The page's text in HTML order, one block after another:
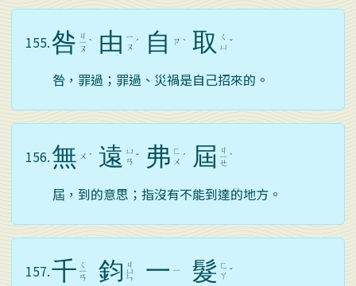
155.咎 ㄐ
ㄧ
ㄡ
ˋ 由 ㄧ
ㄡ ˊ 自 ㄗ ˋ 取
ㄑ
ㄩ ˇ
咎，罪過；罪過、災禍是自己招來的。
156.無 ㄨ ˊ 遠 ㄩ
ㄢ ˇ 弗 ㄈ
ㄨ ˊ 屆 ㄐ
ㄧ
ㄝ
ˋ
屆，到的意思；指沒有不能到達的地方。
157.千 ㄑ
ㄧ
ㄢ 鈞 ㄐ
ㄩ
ㄣ 一 ㄧ 髮 ㄈ
ㄚ ˇ